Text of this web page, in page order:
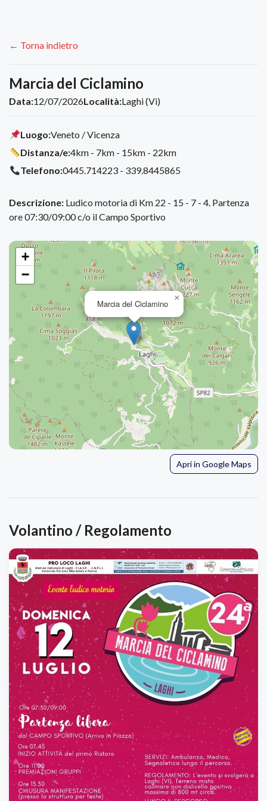
← Torna indietro
Marcia del Ciclamino
Data:12/07/2026Località:Laghi (Vi)
Luogo:Veneto / Vicenza
Distanza/e:4km - 7km - 15km - 22km
Telefono:0445.714223 - 339.8445865
Descrizione: Ludico motoria di Km 22 - 15 - 7 - 4. Partenza
ore 07:30/09:00 c/o il Campo Sportivo
Marcia del Ciclamino
×
+
−
Apri in Google Maps
Volantino / Regolamento